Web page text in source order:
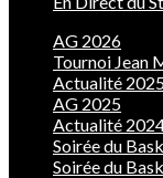
AG 2026
Tournoi Jean
Actualité
AG 2025
Actualité
Soirée du
Soirée du